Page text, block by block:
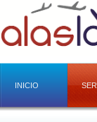
INICIO